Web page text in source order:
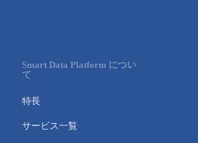
Smart Data Platform につい
て
特長
サービス一覧